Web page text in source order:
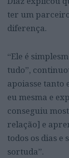
ter um parceiro
diferença.
“Ele é
tudo”,
apoiasse tanto
eu mesma e
conseguiu
relação] e
todos os dias e
sortuda”.